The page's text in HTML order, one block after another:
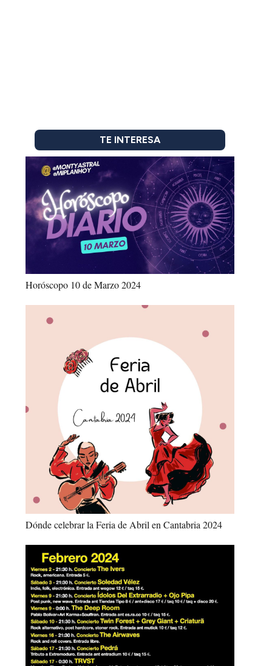
TE INTERESA
Horóscopo 10 de Marzo 2024
Dónde celebrar la Feria de Abril en Cantabria 2024